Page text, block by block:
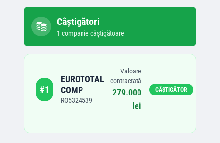
Câștigători
1 companie câștigătoare
#1
EUROTOTAL
COMP
RO5324539
Valoare
contractată
279.000
lei
CÂȘTIGĂTOR